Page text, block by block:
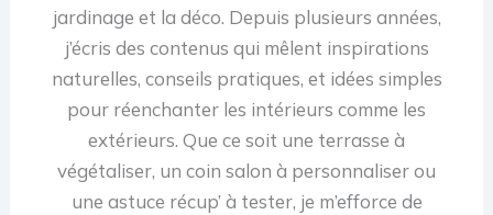
jardinage et la déco. Depuis plusieurs années,
j’écris des contenus qui mêlent inspirations
naturelles, conseils pratiques, et idées simples
pour réenchanter les intérieurs comme les
extérieurs. Que ce soit une terrasse à
végétaliser, un coin salon à personnaliser ou
une astuce récup’ à tester, je m’efforce de